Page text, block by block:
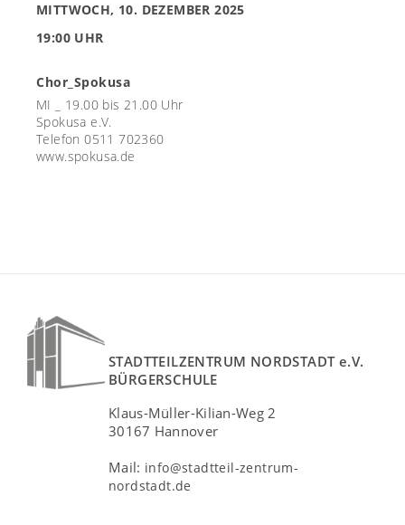
MITTWOCH, 10. DEZEMBER 2025
19:00 UHR
Chor_Spokusa
MI _ 19.00 bis 21.00 Uhr
Spokusa e.V.
Telefon 0511 702360
www.spokusa.de
STADTTEILZENTRUM NORDSTADT e.V.
BÜRGERSCHULE
Klaus-Müller-Kilian-Weg 2
30167 Hannover
Mail: info@stadtteil-zentrum-
nordstadt.de